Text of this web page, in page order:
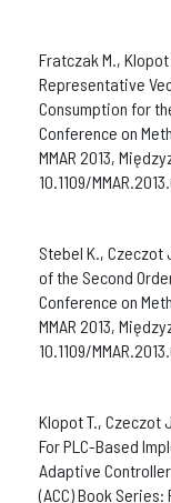
Fratczak M.,
Representative
Consumption for
Conference on
MMAR 2013,
10.1109/
Stebel K., Czeczot
of the Second
Conference on
MMAR 2013,
10.1109/
Klopot T., Czeczot
For PLC-Based
Adaptive Controller.
(ACC) Book